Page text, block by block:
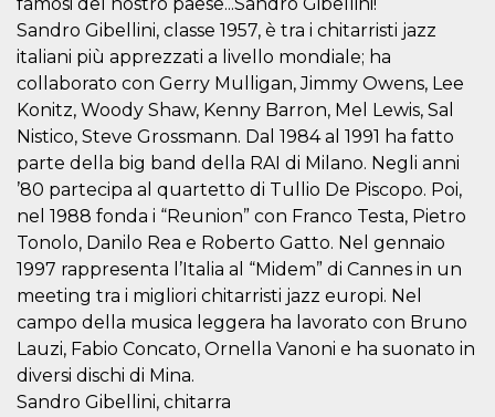
Sandro Gibellini, classe 1957, è tra i chitarristi jazz
italiani più apprezzati a livello mondiale; ha
collaborato con Gerry Mulligan, Jimmy Owens, Lee
Konitz, Woody Shaw, Kenny Barron, Mel Lewis, Sal
Nistico, Steve Grossmann. Dal 1984 al 1991 ha fatto
parte della big band della RAI di Milano. Negli anni
’80 partecipa al quartetto di Tullio De Piscopo. Poi,
nel 1988 fonda i “Reunion” con Franco Testa, Pietro
Tonolo, Danilo Rea e Roberto Gatto. Nel gennaio
1997 rappresenta l’Italia al “Midem” di Cannes in un
meeting tra i migliori chitarristi jazz europi. Nel
campo della musica leggera ha lavorato con Bruno
Lauzi, Fabio Concato, Ornella Vanoni e ha suonato in
diversi dischi di Mina.
Sandro Gibellini, chitarra
wordpress_test_cookie
Automattic
Inc.
.oooh.events
Sessione
Wordpress,
verifica che il
browser accetti i
cookie.
PHPSESSID
PHP.net
oooh.events
Sessione
Cookie
generato da
applicazioni
basate sul
linguaggio PHP.
Si tratta di un
identificatore
generico
utilizzato per
mantenere le
variabili di
Normalmente è
un numero
generato in